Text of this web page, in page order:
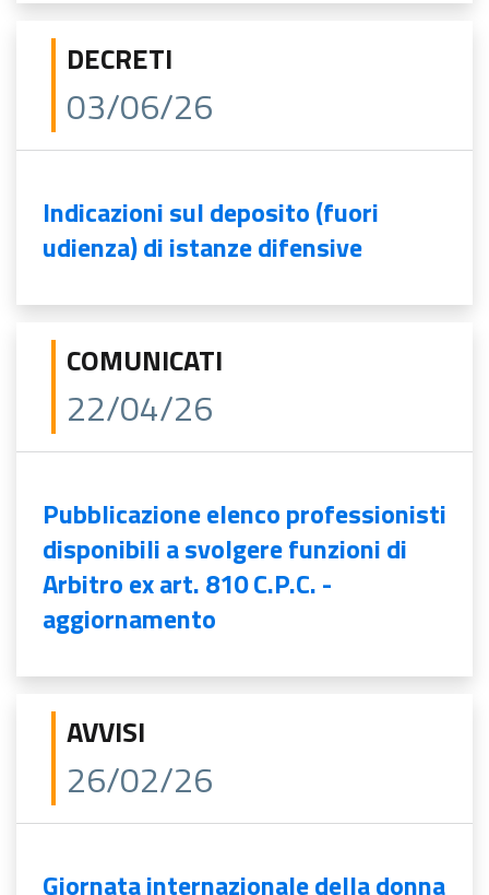
DECRETI
03/06/26
Indicazioni sul deposito (fuori
udienza) di istanze difensive
COMUNICATI
22/04/26
Pubblicazione elenco professionisti
disponibili a svolgere funzioni di
Arbitro ex art. 810 C.P.C. -
aggiornamento
AVVISI
26/02/26
Giornata internazionale della donna